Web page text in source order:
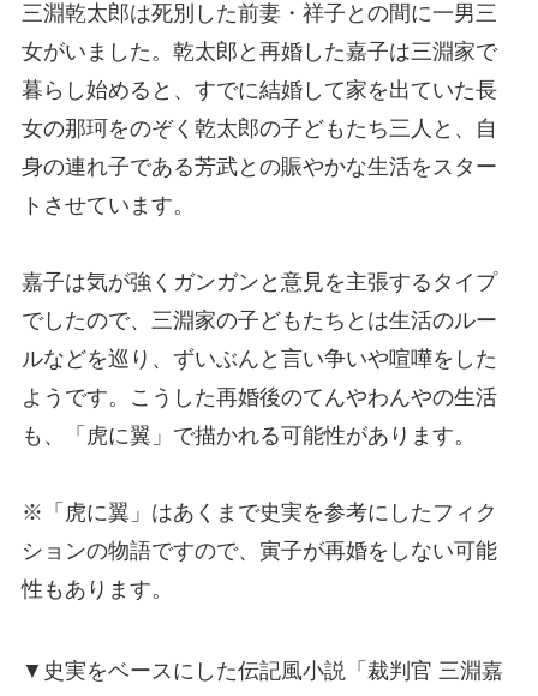
三淵乾太郎は死別した前妻・祥子との間に一男三
女がいました。乾太郎と再婚した嘉子は三淵家で
暮らし始めると、すでに結婚して家を出ていた長
女の那珂をのぞく乾太郎の子どもたち三人と、自
身の連れ子である芳武との賑やかな生活をスター
トさせています。
嘉子は気が強くガンガンと意見を主張するタイプ
でしたので、三淵家の子どもたちとは生活のルー
ルなどを巡り、ずいぶんと言い争いや喧嘩をした
ようです。こうした再婚後のてんやわんやの生活
も、「虎に翼」で描かれる可能性があります。
※「虎に翼」はあくまで史実を参考にしたフィク
ションの物語ですので、寅子が再婚をしない可能
性もあります。
▼史実をベースにした伝記風小説「裁判官 三淵嘉